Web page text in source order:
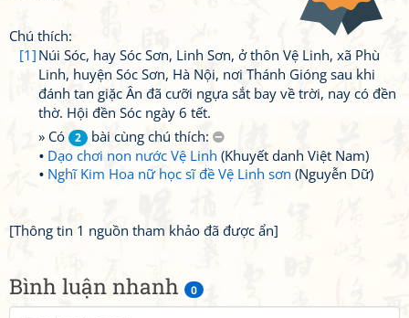
Bình luận nhanh 0
Chú thích:
[1] Núi Sóc, hay Sóc Sơn, Linh Sơn, ở thôn Vệ Linh, xã Phù
Linh, huyện Sóc Sơn, Hà Nội, nơi Thánh Gióng sau khi
đánh tan giặc Ân đã cưỡi ngựa sắt bay về trời, nay có đền
thờ. Hội đền Sóc ngày 6 tết.
» Có
2
bài cùng chú thích:
Dạo chơi non nước Vệ Linh (Khuyết danh Việt Nam)
Nghĩ Kim Hoa nữ học sĩ đề Vệ Linh sơn (Nguyễn Dữ)
[Thông tin 1 nguồn tham khảo đã được ẩn]